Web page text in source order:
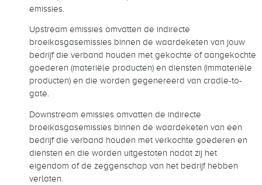
emissies.
Upstream emissies omvatten de indirecte
broeikasgasemissies binnen de waardeketen van jouw
bedrijf die verband houden met gekochte of aangekochte
goederen (materiële producten) en diensten (immateriële
producten) en die worden gegenereerd van cradle-to-
gate.
Downstream emissies omvatten de indirecte
broeikasgasemissies binnen de waardeketen van een
bedrijf die verband houden met verkochte goederen en
diensten en die worden uitgestoten nadat zij het
eigendom of de zeggenschap van het bedrijf hebben
verlaten.